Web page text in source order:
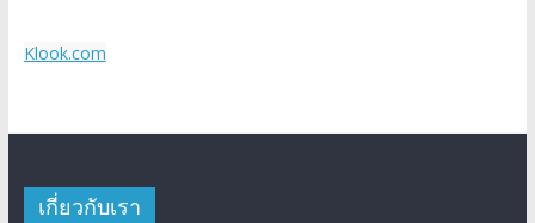
Klook.com
เกี่ยวกับเรา